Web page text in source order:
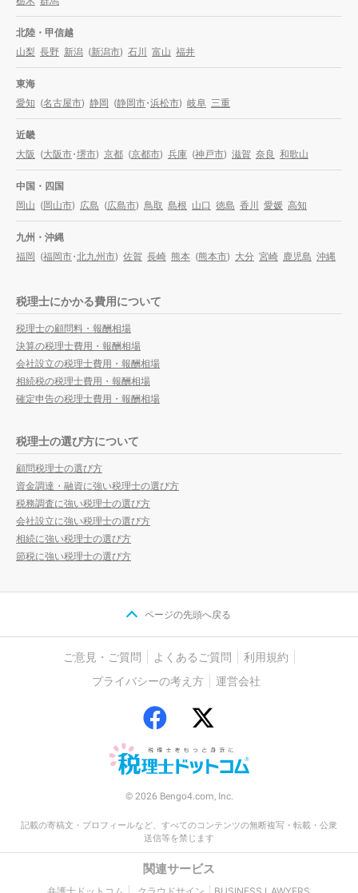
北陸・甲信越
山梨 長野 新潟 (新潟市) 石川 富山 福井
東海
愛知 (名古屋市) 静岡 (静岡市・浜松市) 岐阜 三重
近畿
大阪 (大阪市・堺市) 京都 (京都市) 兵庫 (神戸市) 滋賀 奈良 和歌山
中国・四国
岡山 (岡山市) 広島 (広島市) 鳥取 島根 山口 徳島 香川 愛媛 高知
九州・沖縄
福岡 (福岡市・北九州市) 佐賀 長崎 熊本 (熊本市) 大分 宮崎 鹿児島 沖縄
税理士にかかる費用について
税理士の顧問料・報酬相場
決算の税理士費用・報酬相場
会社設立の税理士費用・報酬相場
相続税の税理士費用・報酬相場
確定申告の税理士費用・報酬相場
税理士の選び方について
顧問税理士の選び方
資金調達・融資に強い税理士の選び方
税務調査に強い税理士の選び方
会社設立に強い税理士の選び方
相続に強い税理士の選び方
節税に強い税理士の選び方
ページの先頭へ戻る
ご意見・ご質問 よくあるご質問
利用規約
プライバシーの考え方
運営会社
© 2026 Bengo4.com, Inc.
記載の寄稿文・プロフィールなど、すべてのコンテンツの無断複写・転載・公衆
送信等を禁じます
関連サービス